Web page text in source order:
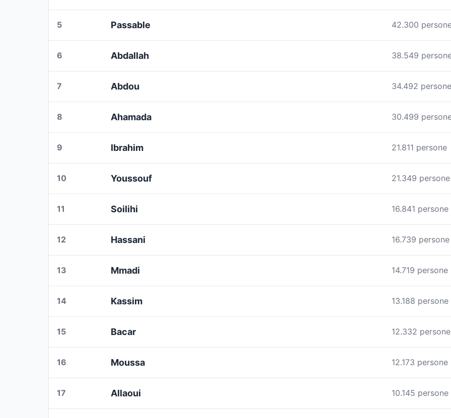
5 Passable 42.300
6 Abdallah 38.549
7 Abdou 34.492 persone
8 Ahamada 30.499
9 Ibrahim 21.811 persone
10 Youssouf 21.349 persone
11 Soilihi 16.841 persone
12 Hassani 16.739 persone
13 Mmadi 14.719 persone
14 Kassim 13.188 persone
15 Bacar 12.332 persone
16 Moussa 12.173 persone
17 Allaoui 10.145 persone